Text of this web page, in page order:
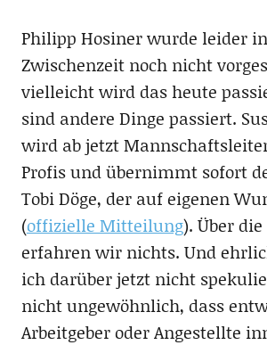
Philipp Hosiner wurde leider
Zwischenzeit noch nicht
vielleicht wird das heute
sind andere Dinge passiert.
wird ab jetzt
Profis und übernimmt sofort
Tobi Döge, der auf eigenen
(offizielle Mitteilung). Über
erfahren wir nichts. Und
ich darüber jetzt nicht
nicht ungewöhnlich, dass
Arbeitgeber oder Angestellte